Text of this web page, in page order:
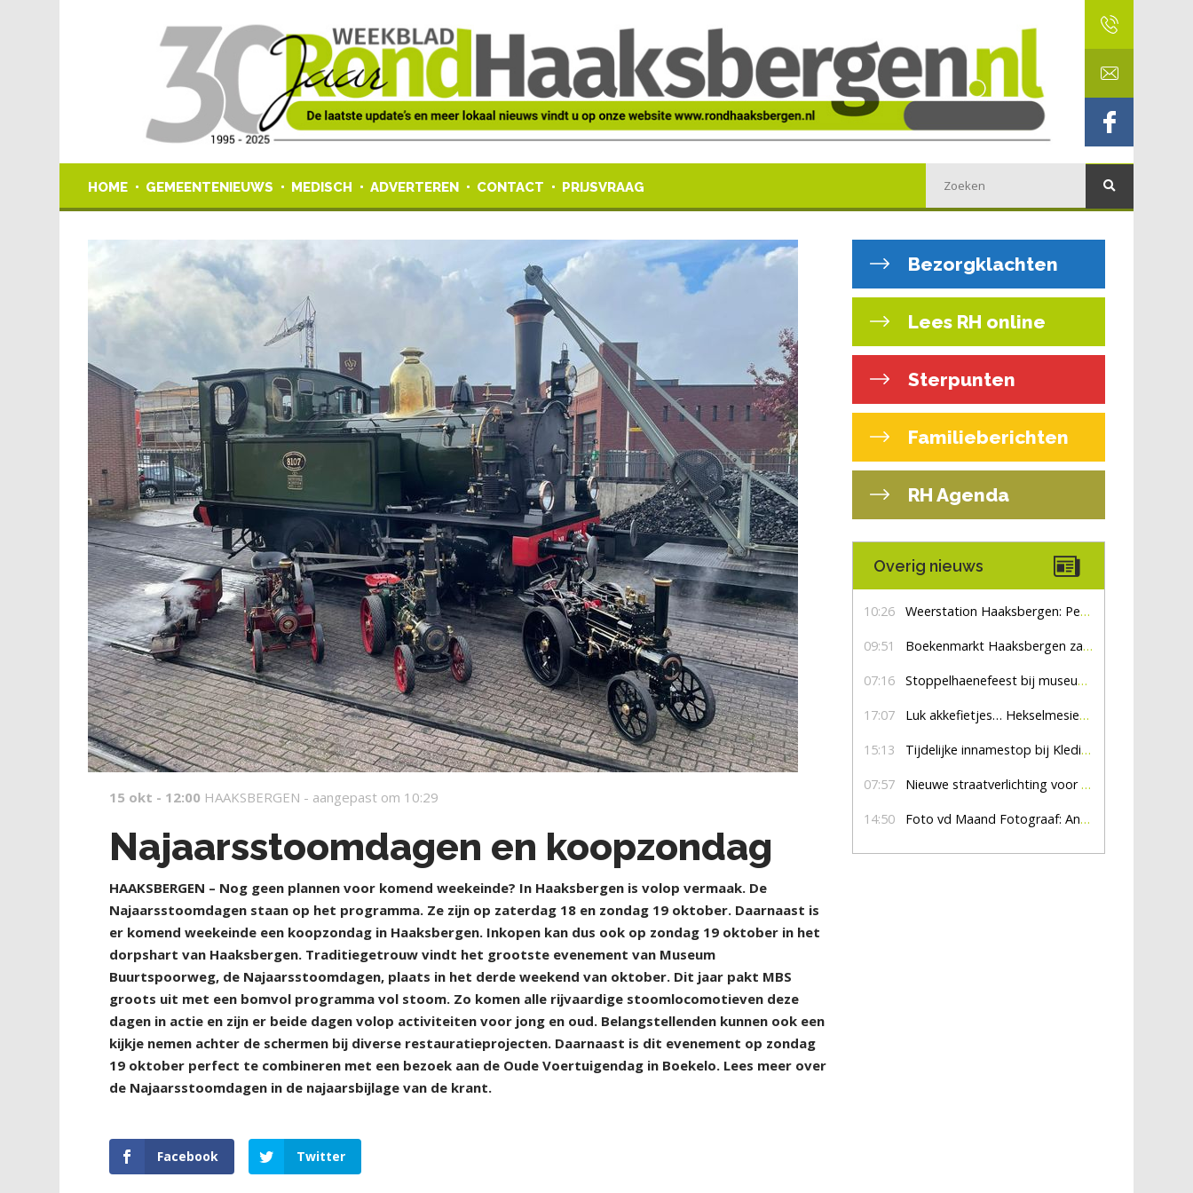
HOME GEMEENTENIEUWS MEDISCH ADVERTEREN CONTACT PRIJSVRAAG
15 okt - 12:00 HAAKSBERGEN - aangepast om 10:29
Najaarsstoomdagen en koopzondag
HAAKSBERGEN – Nog geen plannen voor komend weekeinde? In Haaksbergen is volop vermaak. De
Najaarsstoomdagen staan op het programma. Ze zijn op zaterdag 18 en zondag 19 oktober. Daarnaast is
er komend weekeinde een koopzondag in Haaksbergen. Inkopen kan dus ook op zondag 19 oktober in het
dorpshart van Haaksbergen. Traditiegetrouw vindt het grootste evenement van Museum
Buurtspoorweg, de Najaarsstoomdagen, plaats in het derde weekend van oktober. Dit jaar pakt MBS
groots uit met een bomvol programma vol stoom. Zo komen alle rijvaardige stoomlocomotieven deze
dagen in actie en zijn er beide dagen volop activiteiten voor jong en oud. Belangstellenden kunnen ook een
kijkje nemen achter de schermen bij diverse restauratieprojecten. Daarnaast is dit evenement op zondag
19 oktober perfect te combineren met een bezoek aan de Oude Voertuigendag in Boekelo. Lees meer over
de Najaarsstoomdagen in de najaarsbijlage van de krant.
Facebook Twitter
Bezorgklachten
Lees RH online
Sterpunten
Familieberichten
RH Agenda
Overig nieuws
10:26 Weerstation Haaksbergen: Perioden met zon en droog
09:51 Boekenmarkt Haaksbergen zaterdag 8 augustus, marktplein Haaksbergen
07:16 Stoppelhaenefeest bij museum De Lebbenbrugge
17:07 Luk akkefietjes… HekselmesienHarry
15:13 Tijdelijke innamestop bij Kledingbank Stefania
07:57 Nieuwe straatverlichting voor De Veldmaat en De Pas
14:50 Foto vd Maand Fotograaf: Anna Jalving